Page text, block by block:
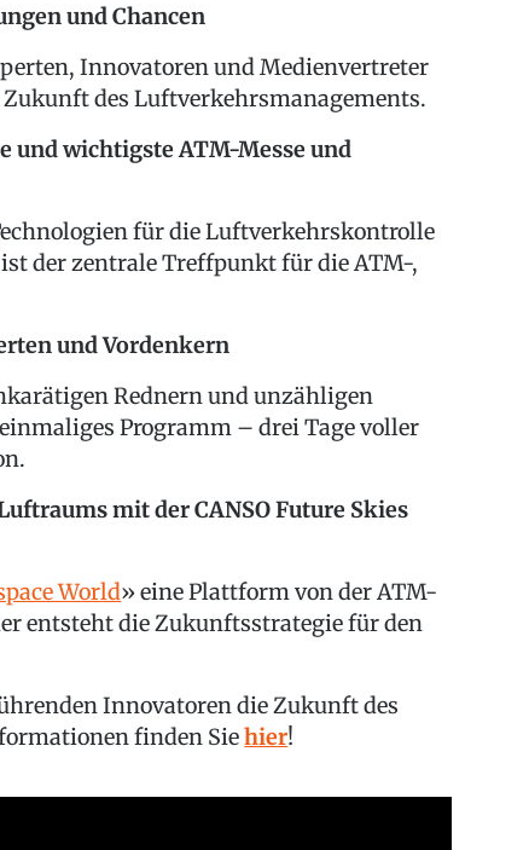
und Chancen
Innovatoren und Medienvertreter
des Luftverkehrsmanagements.
und wichtigste ATM-Messe und
für die Luftverkehrskontrolle
der zentrale Treffpunkt für die ATM-,
und Vordenkern
Rednern und unzähligen
Programm – drei Tage voller
mit der CANSO Future Skies
World» eine Plattform von der ATM-
entsteht die Zukunftsstrategie für den
Innovatoren die Zukunft des
finden Siehier!